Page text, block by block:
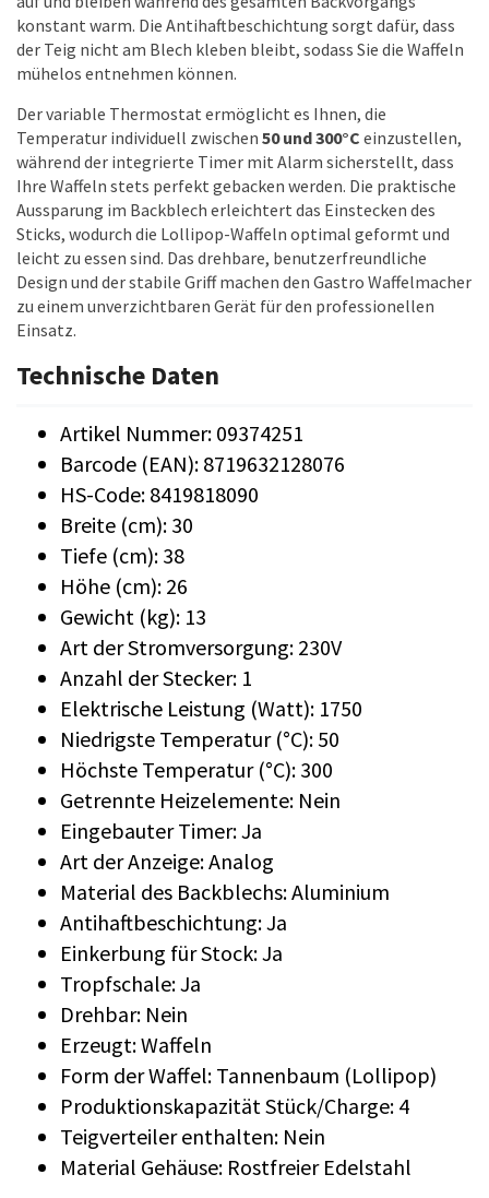
konstant warm. Die Antihaftbeschichtung sorgt dafür, dass
der Teig nicht am Blech kleben bleibt, sodass Sie die Waffeln
mühelos entnehmen können.
Der variable Thermostat ermöglicht es Ihnen, die
Temperatur individuell zwischen 50 und 300°C einzustellen,
während der integrierte Timer mit Alarm sicherstellt, dass
Ihre Waffeln stets perfekt gebacken werden. Die praktische
Aussparung im Backblech erleichtert das Einstecken des
Sticks, wodurch die Lollipop-Waffeln optimal geformt und
leicht zu essen sind. Das drehbare, benutzerfreundliche
Design und der stabile Griff machen den Gastro Waffelmacher
zu einem unverzichtbaren Gerät für den professionellen
Einsatz.
Technische Daten
Artikel Nummer: 09374251
Barcode (EAN): 8719632128076
HS-Code: 8419818090
Breite (cm): 30
Tiefe (cm): 38
Höhe (cm): 26
Gewicht (kg): 13
Art der Stromversorgung: 230V
Anzahl der Stecker: 1
Elektrische Leistung (Watt): 1750
Niedrigste Temperatur (°C): 50
Höchste Temperatur (°C): 300
Getrennte Heizelemente: Nein
Eingebauter Timer: Ja
Art der Anzeige: Analog
Material des Backblechs: Aluminium
Antihaftbeschichtung: Ja
Einkerbung für Stock: Ja
Tropfschale: Ja
Drehbar: Nein
Erzeugt: Waffeln
Form der Waffel: Tannenbaum (Lollipop)
Produktionskapazität Stück/Charge: 4
Teigverteiler enthalten: Nein
Material Gehäuse: Rostfreier Edelstahl